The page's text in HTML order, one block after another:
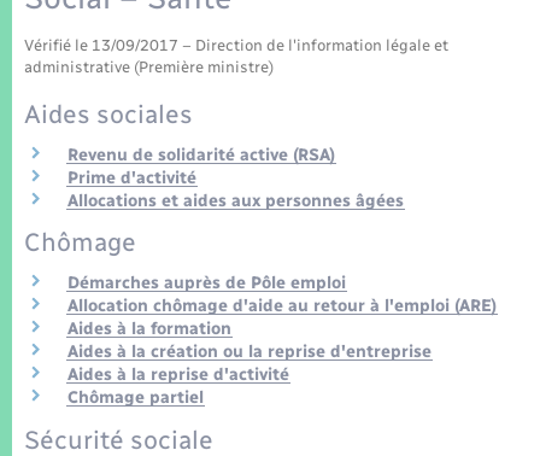
Sécurité - Prévention
Seniors
Transports
Voirie et espace public
Vérifié le 13/09/2017 – Direction de l'information légale et
administrative (Première ministre)
Aides sociales
Revenu de solidarité active (RSA)
Prime d'activité
Allocations et aides aux personnes âgées
Chômage
Démarches auprès de Pôle emploi
Allocation chômage d'aide au retour à l'emploi (ARE)
Aides à la formation
Aides à la création ou la reprise d'entreprise
Aides à la reprise d'activité
Chômage partiel
Sécurité sociale